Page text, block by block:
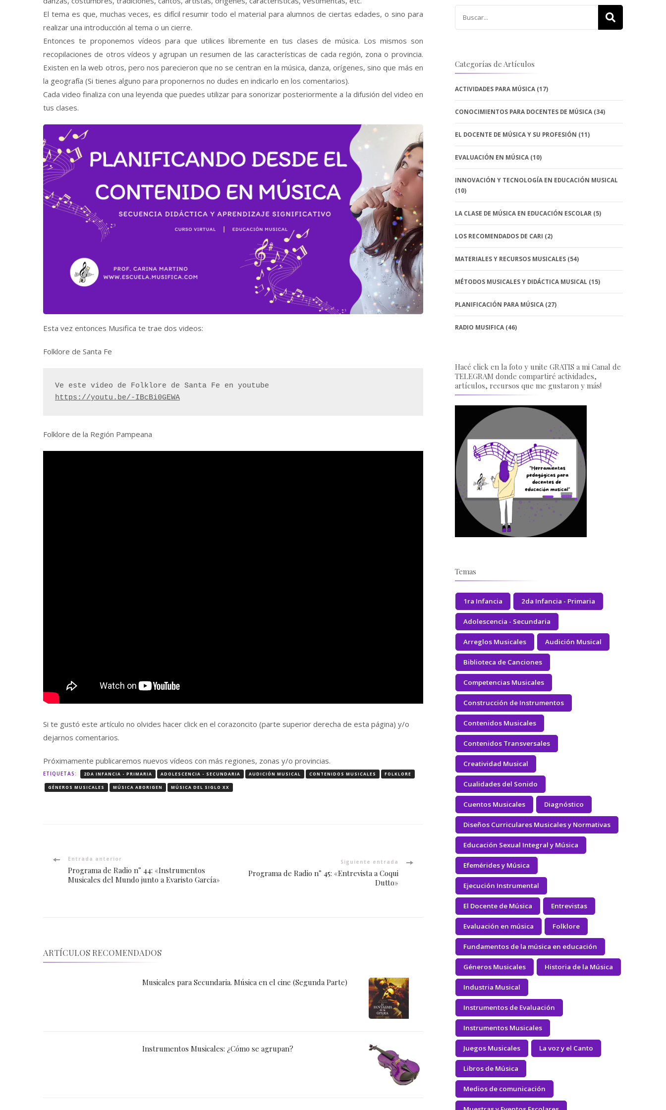
El tema es que, muchas veces, es difícil resumir todo el material para alumnos de ciertas edades, o sino para
realizar una introducción al tema o un cierre.
Entonces te proponemos vídeos para que utilices libremente en tus clases de música. Los mismos son
recopilaciones de otros vídeos y agrupan un resumen de las características de cada región, zona o provincia.
Existen en la web otros, pero nos parecieron que no se centran en la música, danza, orígenes, sino que más en
la geografía (Si tienes alguno para proponernos no dudes en indicarlo en los comentarios).
Cada video finaliza con una leyenda que puedes utilizar para sonorizar posteriormente a la difusión del video en
tus clases.
Esta vez entonces Musifica te trae dos videos:
Folklore de Santa Fe
https://youtu.be/-IBcBi0GEWA
Folklore de la Región Pampeana
Si te gustó este artículo no olvides hacer click en el corazoncito (parte superior derecha de esta página) y/o
dejarnos comentarios.
Próximamente publicaremos nuevos vídeos con más regiones, zonas y/o provincias.
ETIQUETAS: 2DA INFANCIA - PRIMARIA ADOLESCENCIA - SECUNDARIA AUDICIÓN MUSICAL CONTENIDOS MUSICALES FOLKLORE
GÉNEROS MUSICALES MÚSICA ABORIGEN MÚSICA DEL SIGLO XX
Navegación
Entrada anterior
Programa de Radio n° 44: «Instrumentos
Musicales del Mundo junto a Evaristo García»
Siguiente entrada
Programa de Radio n° 45: «Entrevista a Coqui
Dutto»
ARTÍCULOS RECOMENDADOS
Musicales para Secundaria. Música en el cine (Segunda Parte)
Instrumentos Musicales: ¿Cómo se agrupan?
Categorías de Artículos
ACTIVIDADES PARA MÚSICA(17)
CONOCIMIENTOS PARA DOCENTES DE MÚSICA(34)
EL DOCENTE DE MÚSICA Y SU PROFESIÓN (11)
EVALUACIÓN EN MÚSICA(10)
INNOVACIÓN Y TECNOLOGÍA EN EDUCACIÓN MUSICAL
(10)
LA CLASE DE MÚSICA EN EDUCACIÓN ESCOLAR(5)
LOS RECOMENDADOS DE CARI (2)
MATERIALES Y RECURSOS MUSICALES(54)
MÉTODOS MUSICALES Y DIDÁCTICA MUSICAL (15)
PLANIFICACIÓN PARA MÚSICA(27)
RADIO MUSIFICA(46)
Hacé click en la foto y unite GRATIS a mi Canal de
TELEGRAM donde compartiré actividades,
artículos, recursos que me gustaron y más!
Temas
1ra Infancia 2da Infancia - Primaria
Adolescencia - Secundaria
Arreglos Musicales Audición Musical
Biblioteca de Canciones
Competencias Musicales
Construcción de Instrumentos
Contenidos Musicales
Contenidos Transversales
Creatividad Musical
Cualidades del Sonido
Cuentos Musicales Diagnóstico
Diseños Curriculares Musicales y Normativas
Educación Sexual Integral y Música
Efemérides y Música
Ejecución Instrumental
El Docente de Música Entrevistas
Evaluación en música Folklore
Fundamentos de la música en educación
Géneros Musicales Historia de la Música
Industria Musical
Instrumentos de Evaluación
Instrumentos Musicales
Juegos Musicales La voz y el Canto
Libros de Música
Medios de comunicación